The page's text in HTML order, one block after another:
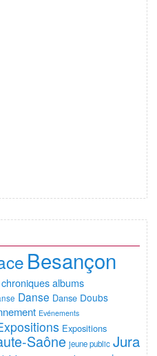
Besançon
chroniques albums
Danse Danse Doubs
Evénements
Expositions
Saône jeune public Jura